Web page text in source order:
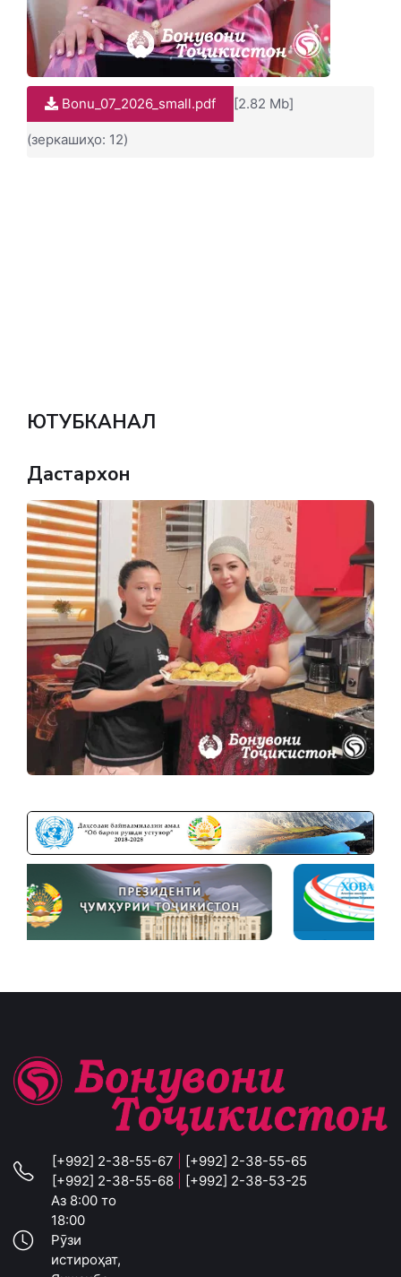
Bonu_07_2026_small.pdf [2.82 Mb]
(зеркашиҳо: 12)
ЮТУБКАНАЛ
Дастархон
[+992] 2-38-55-67
[+992] 2-38-55-65
[+992] 2-38-55-68
[+992] 2-38-53-25
Аз 8:00 то
18:00
Рӯзи
истироҳат,